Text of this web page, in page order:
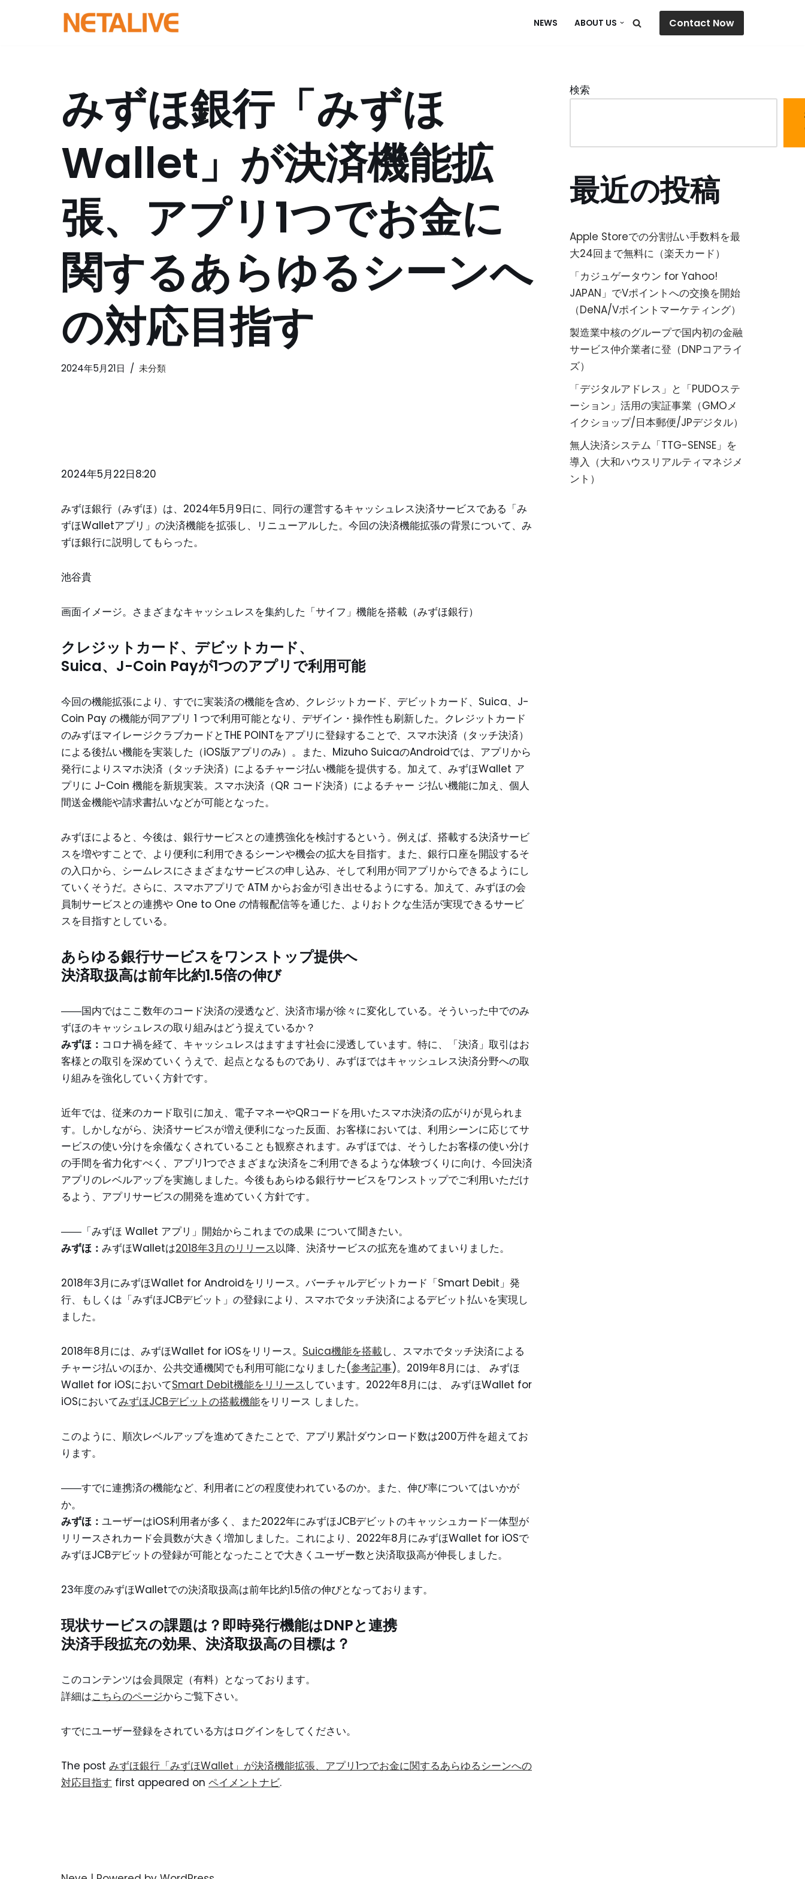
NEWS ABOUT US Contact Now
みずほ銀行「みずほ
Wallet」が決済機能拡
張、アプリ1つでお金に
関するあらゆるシーンへ
の対応目指す
2024年5月21日 未分類
2024年5月22日8:20
みずほ銀行（みずほ）は、2024年5月9日に、同行の運営するキャッシュレス決済サービスである「み
ずほWalletアプリ」の決済機能を拡張し、リニューアルした。今回の決済機能拡張の背景について、み
ずほ銀行に説明してもらった。
池谷貴
画面イメージ。さまざまなキャッシュレスを集約した「サイフ」機能を搭載（みずほ銀行）
クレジットカード、デビットカード、
Suica、J-Coin Payが1つのアプリで利用可能
今回の機能拡張により、すでに実装済の機能を含め、クレジットカード、デビットカード、Suica、J-
Coin Pay の機能が同アプリ 1 つで利用可能となり、デザイン・操作性も刷新した。クレジットカード
のみずほマイレージクラブカードとTHE POINTをアプリに登録することで、スマホ決済（タッチ決済）
による後払い機能を実装した（iOS版アプリのみ）。また、Mizuho SuicaのAndroidでは、アプリから
発行によりスマホ決済（タッチ決済）によるチャージ払い機能を提供する。加えて、みずほWallet ア
プリに J-Coin 機能を新規実装。スマホ決済（QR コード決済）によるチャー ジ払い機能に加え、個人
間送金機能や請求書払いなどが可能となった。
みずほによると、今後は、銀行サービスとの連携強化を検討するという。例えば、搭載する決済サービ
スを増やすことで、より便利に利用できるシーンや機会の拡大を目指す。また、銀行口座を開設するそ
の入口から、シームレスにさまざまなサービスの申し込み、そして利用が同アプリからできるようにし
ていくそうだ。さらに、スマホアプリで ATM からお金が引き出せるようにする。加えて、みずほの会
員制サービスとの連携や One to One の情報配信等を通じた、よりおトクな生活が実現できるサービ
スを目指すとしている。
あらゆる銀行サービスをワンストップ提供へ
決済取扱高は前年比約1.5倍の伸び
――国内ではここ数年のコード決済の浸透など、決済市場が徐々に変化している。そういった中でのみ
ずほのキャッシュレスの取り組みはどう捉えているか？
みずほ： コロナ禍を経て、キャッシュレスはますます社会に浸透しています。特に、「決済」取引はお
客様との取引を深めていくうえで、起点となるものであり、みずほではキャッシュレス決済分野への取
り組みを強化していく方針です。
近年では、従来のカード取引に加え、電子マネーやQRコードを用いたスマホ決済の広がりが見られま
す。しかしながら、決済サービスが増え便利になった反面、お客様においては、利用シーンに応じてサ
ービスの使い分けを余儀なくされていることも観察されます。みずほでは、そうしたお客様の使い分け
の手間を省力化すべく、アプリ1つでさまざまな決済をご利用できるような体験づくりに向け、今回決済
アプリのレベルアップを実施しました。今後もあらゆる銀行サービスをワンストップでご利用いただけ
るよう、アプリサービスの開発を進めていく方針です。
――「みずほ Wallet アプリ」開始からこれまでの成果 について聞きたい。
みずほ： みずほWalletは2018年3月のリリース以降、決済サービスの拡充を進めてまいりました。
2018年3月にみずほWallet for Androidをリリース。バーチャルデビットカード「Smart Debit」発
行、もしくは「みずほJCBデビット」の登録により、スマホでタッチ決済によるデビット払いを実現し
ました。
2018年8月には、みずほWallet for iOSをリリース。 Suica機能を搭載し、スマホでタッチ決済による
チャージ払いのほか、公共交通機関でも利用可能になりました(参考記事)。2019年8月には、 みずほ
Wallet for iOSにおいてSmart Debit機能をリリース しています。2022年8月には、 みずほWallet for
iOSにおいてみずほJCBデビットの搭載機能をリリース しました。
このように、順次レベルアップを進めてきたことで、アプリ累計ダウンロード数は200万件を超えてお
ります。
――すでに連携済の機能など、利用者にどの程度使われているのか。また、伸び率についてはいかが
か。
みずほ： ユーザーはiOS利用者が多く、また2022年にみずほJCBデビットのキャッシュカード一体型が
リリースされカード会員数が大きく増加しました。これにより、2022年8月にみずほWallet for iOSで
みずほJCBデビットの登録が可能となったことで大きくユーザー数と決済取扱高が伸長しました。
23年度のみずほWalletでの決済取扱高は前年比約1.5倍の伸びとなっております。
現状サービスの課題は？即時発行機能はDNPと連携
決済手段拡充の効果、決済取扱高の目標は？
このコンテンツは会員限定（有料）となっております。
詳細はこちらのページからご覧下さい。
すでにユーザー登録をされている方はログインをしてください。
The post みずほ銀行「みずほWallet」が決済機能拡張、アプリ1つでお金に関するあらゆるシーンへの
対応目指す first appeared on ペイメントナビ.
検索
最近の投稿
Apple Storeでの分割払い手数料を最
大24回まで無料に（楽天カード）
「カジュゲータウン for Yahoo!
JAPAN」でVポイントへの交換を開始
（DeNA/Vポイントマーケティング）
製造業中核のグループで国内初の金融
サービス仲介業者に登（DNPコアライ
ズ）
「デジタルアドレス」と「PUDOステ
ーション」活用の実証事業（GMOメ
イクショップ/日本郵便/JPデジタル）
無人決済システム「TTG-SENSE」を
導入（大和ハウスリアルティマネジメ
ント）